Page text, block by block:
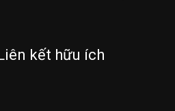
kết hữu ích